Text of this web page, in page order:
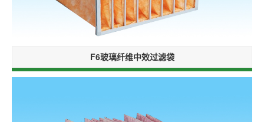
F6玻璃纤维中效过滤袋